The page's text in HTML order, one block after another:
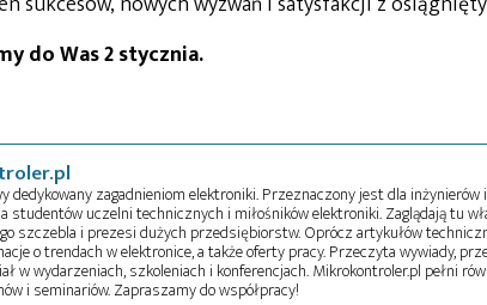
do Was 2 stycznia.
dedykowany zagadnieniom elektroniki. Przeznaczony jest dla
studentów uczelni technicznych i miłośników elektroniki. Zaglądają tu
szczebla i prezesi dużych przedsiębiorstw. Oprócz artykułów
o trendach w elektronice, a także oferty pracy. Przeczyta wywiady,
w wydarzeniach, szkoleniach i konferencjach. Mikrokontroler.pl pełni
i seminariów. Zapraszamy do współpracy!